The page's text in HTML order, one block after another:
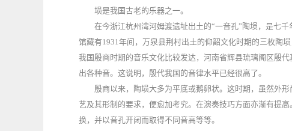
埙是我国古老的乐器之一。
在今浙江杭州湾河姆渡遗址出土的“一音孔”陶埙，是七
馆藏有1931年间，万泉县荆村出土的仰韶文化时期的三枚陶
我国殷商时期的音乐文化比较发达，河南省辉县琉璃阁区殷
出各种音。这说明，殷代我国的音律水平已经很高了。
殷商以来，陶埙大多为平底或鹅卵状。这时期，虽然外
艺及其形制的要求，便愈加考究。在演奏技巧方面亦渐有提
换，并以音孔开闭而取得不同音高等等。